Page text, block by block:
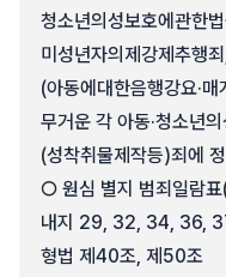
청소년의성보호에관한
미성년자의제강제추행
(아동에대한음행강요·
무거운 각 아동·청소년
(성착취물제작등)죄에
○ 원심 별지 범죄일람
내지 29, 32, 34, 36,
형법 제40조, 제50조